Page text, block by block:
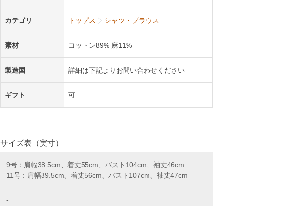
カテゴリ トップス シャツ・ブラウス
素材 コットン89% 麻11%
製造国 詳細は下記よりお問い合わせください
ギフト 可
サイズ表（実寸）
9号：肩幅38.5cm、着丈55cm、バスト104cm、袖丈46cm
11号：肩幅39.5cm、着丈56cm、バスト107cm、袖丈47cm
-